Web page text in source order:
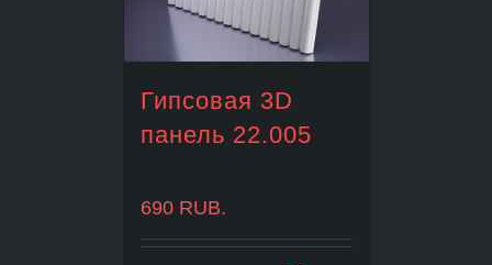
Гипсовая 3D
панель 22.005
690RUB.